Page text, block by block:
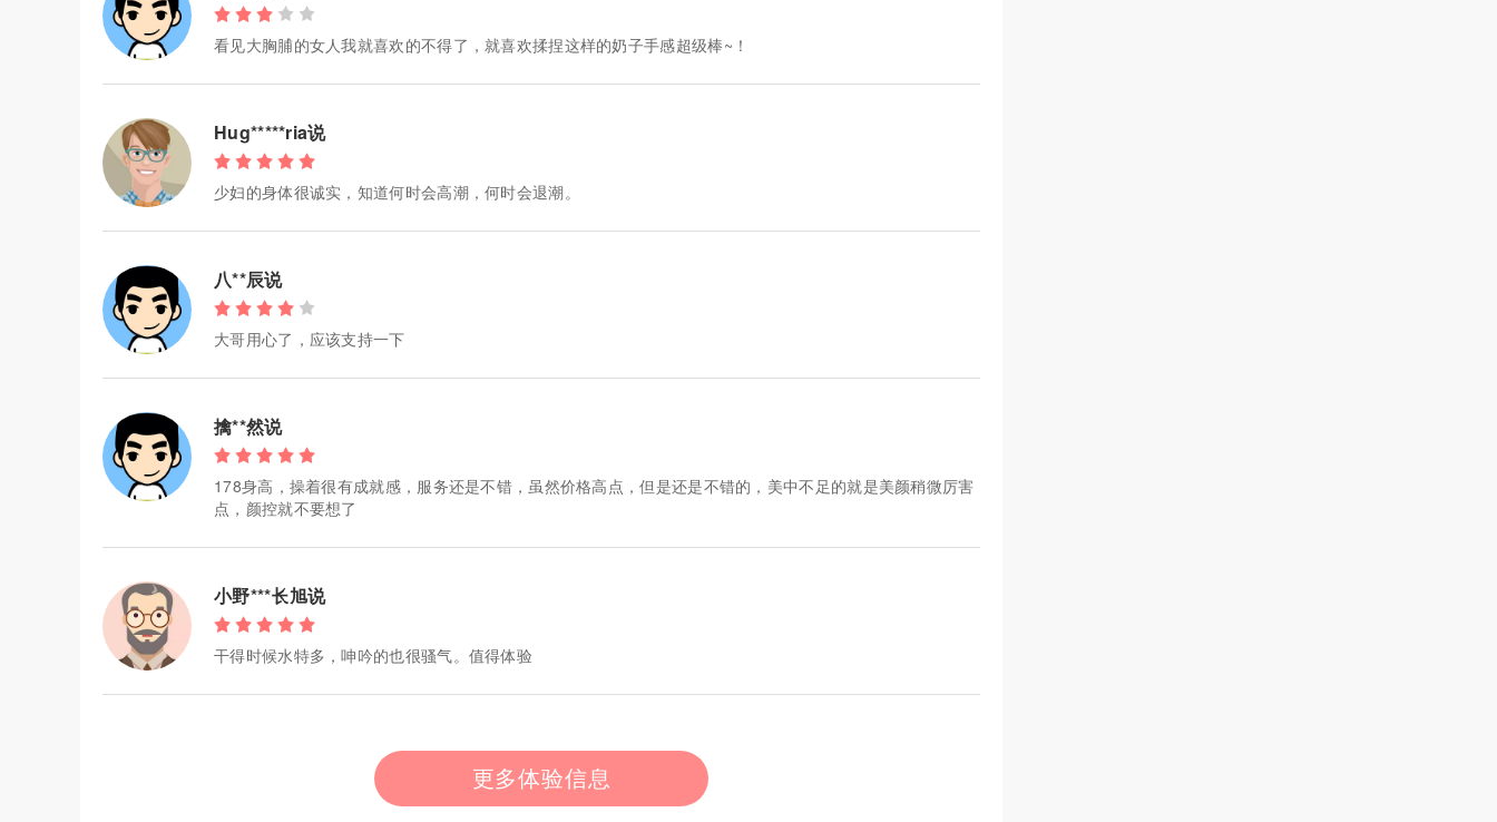
看见大胸脯的女人我就喜欢的不得了，就喜欢揉捏这样的奶子手感超级棒~！
Hug*****ria说
少妇的身体很诚实，知道何时会高潮，何时会退潮。
八**辰说
大哥用心了，应该支持一下
擒**然说
178身高，操着很有成就感，服务还是不错，虽然价格高点，但是还是不错的，美中不足的就是美颜稍微厉害
点，颜控就不要想了
小野***长旭说
干得时候水特多，呻吟的也很骚气。值得体验
更多体验信息